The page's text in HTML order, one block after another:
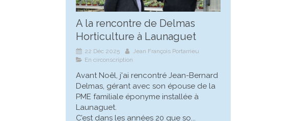
A la rencontre de Delmas
Horticulture à Launaguet
22 Déc 2025
Jean François Portarrieu
En circonscription
Avant Noêl, j'ai rencontré Jean-Bernard
Delmas, gérant avec son épouse de la
PME familiale éponyme installée à
Launaguet.
C’est dans les années 20 que so...